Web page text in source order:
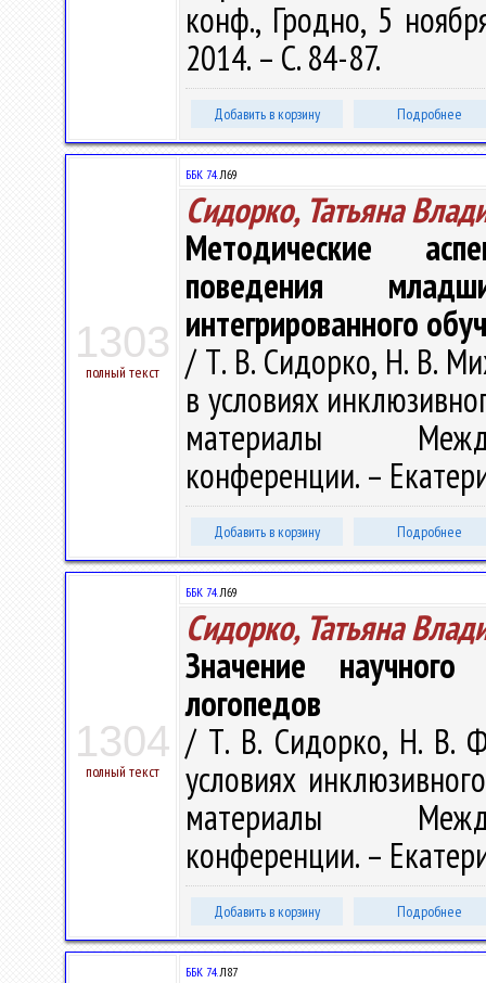
конф., Гродно, 5
2014. – С. 84-87.
Добавить в корзину Подробнее
1303
полный текст
ББК 74.Л69
Сидорко, Татьяна
Методические
поведения
интегрированного
/ Т. В. Сидорко, Н. В.
в условиях
материалы
конференции. –
Добавить в корзину Подробнее
1304
полный текст
ББК 74.Л69
Сидорко, Татьяна
Значение
логопедов
/ Т. В. Сидорко, Н. В.
условиях
материалы
конференции. –
Добавить в корзину Подробнее
ББК 74.Л87